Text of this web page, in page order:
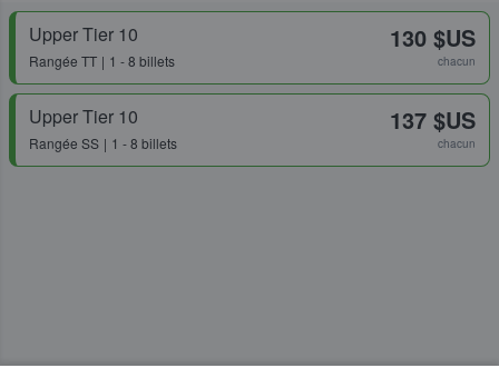
Upper Tier 10
Rangée TT 1 - 8 billets
130 $US
chacun
Upper Tier 10
Rangée SS 1 - 8 billets
137 $US
chacun